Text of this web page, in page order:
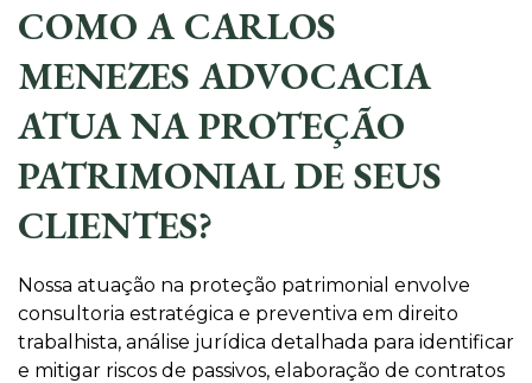
COMO A CARLOS
MENEZES ADVOCACIA
ATUA NA PROTEÇÃO
PATRIMONIAL DE SEUS
CLIENTES?
Nossa atuação na proteção patrimonial envolve
consultoria estratégica e preventiva em direito
trabalhista, análise jurídica detalhada para identificar
e mitigar riscos de passivos, elaboração de contratos